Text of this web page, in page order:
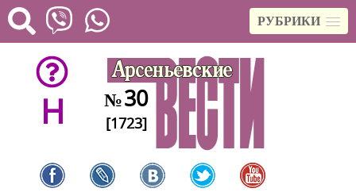
РУБРИКИ
H №30
[1723]